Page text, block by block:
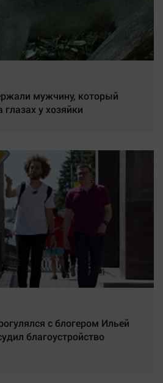
мужчину, который
глазах у хозяйки
с блогером Ильей
благоустройство